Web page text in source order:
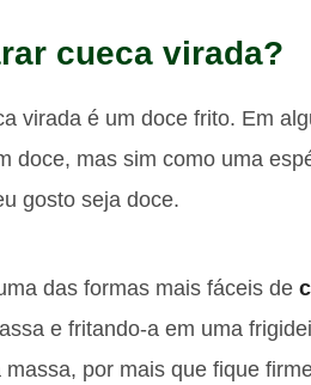
cueca virada?
virada é um doce frito. Em
doce, mas sim como uma
gosto seja doce.
das formas mais fáceis de
e fritando-a em uma
por mais que fique